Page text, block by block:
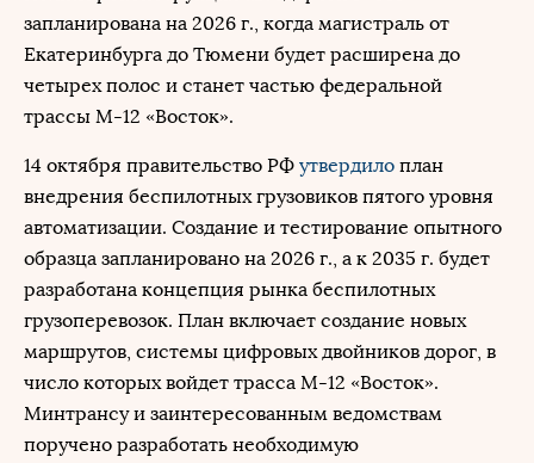
запланирована на 2026 г., когда магистраль от
Екатеринбурга до Тюмени будет расширена до
четырех полос и станет частью федеральной
трассы М-12 «Восток».
14 октября правительство РФ утвердило план
внедрения беспилотных грузовиков пятого уровня
автоматизации. Создание и тестирование опытного
образца запланировано на 2026 г., а к 2035 г. будет
разработана концепция рынка беспилотных
грузоперевозок. План включает создание новых
маршрутов, системы цифровых двойников дорог, в
число которых войдет трасса М-12 «Восток».
Минтрансу и заинтересованным ведомствам
поручено разработать необходимую